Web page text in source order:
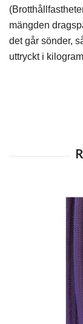
mängden
det går sönder,
uttryckt i